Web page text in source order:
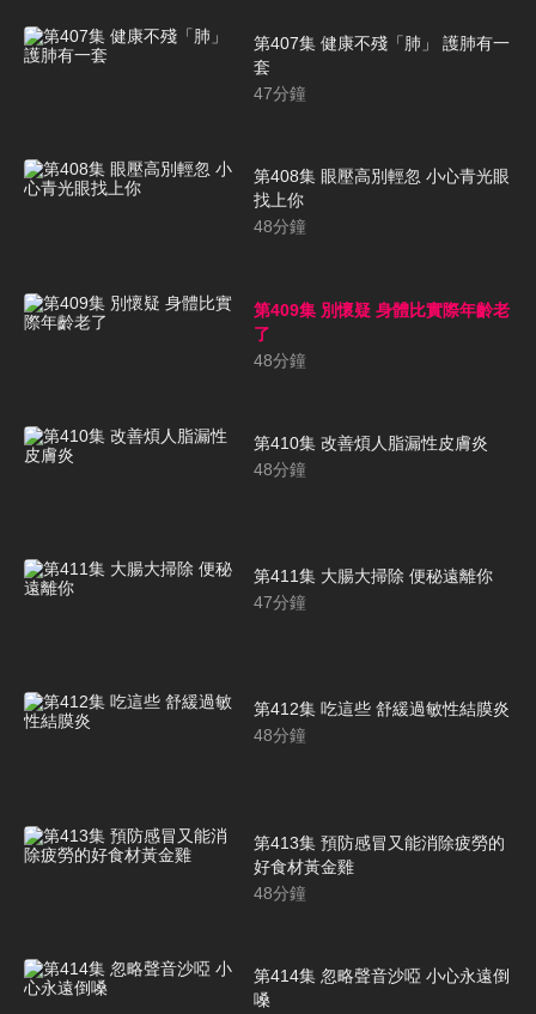
第407集 健康不殘「肺」 護肺有一
套
47分鐘
第408集 眼壓高別輕忽 小心青光眼
找上你
48分鐘
第409集 別懷疑 身體比實際年齡老
了
48分鐘
第410集 改善煩人脂漏性皮膚炎
48分鐘
第411集 大腸大掃除 便秘遠離你
47分鐘
第412集 吃這些 舒緩過敏性結膜炎
48分鐘
第413集 預防感冒又能消除疲勞的
好食材黃金雞
48分鐘
第414集 忽略聲音沙啞 小心永遠倒
嗓